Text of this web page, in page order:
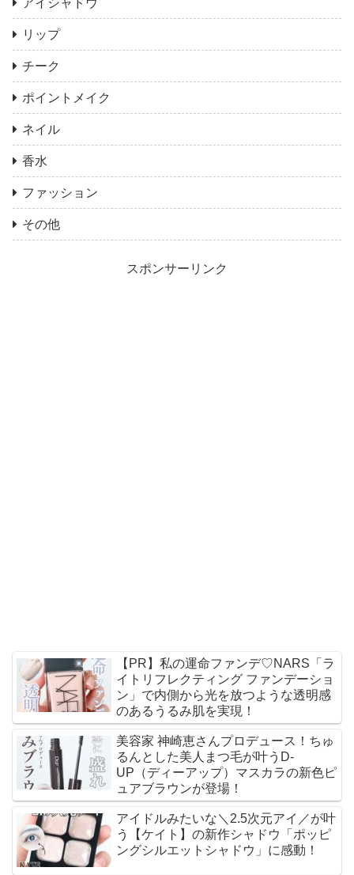
リップ
チーク
ポイントメイク
ネイル
香水
ファッション
その他
スポンサーリンク
【PR】私の運命ファンデ♡NARS「ラ
イトリフレクティング ファンデーショ
ン」で内側から光を放つような透明感
のあるうるみ肌を実現！
美容家 神崎恵さんプロデュース！ちゅ
るんとした美人まつ毛が叶うD-
UP（ディーアップ）マスカラの新色ピ
ュアブラウンが登場！
アイドルみたいな＼2.5次元アイ／が叶
う【ケイト】の新作シャドウ「ポッピ
ングシルエットシャドウ」に感動！